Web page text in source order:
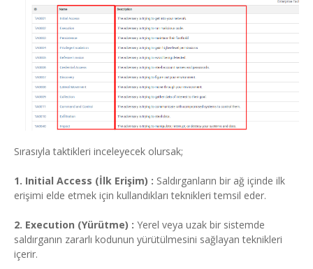
Sırasıyla taktikleri inceleyecek olursak;
1. Initial Access (İlk Erişim) : Saldırganların bir ağ içinde ilk
erişimi elde etmek için kullandıkları teknikleri temsil eder.
2. Execution (Yürütme) : Yerel veya uzak bir sistemde
saldırganın zararlı kodunun yürütülmesini sağlayan teknikleri
içerir.